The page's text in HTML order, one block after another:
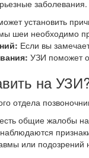
установить
шеи необходимо
Если вы
УЗИ поможет
на
отдела
общие жалобы
или подозрений